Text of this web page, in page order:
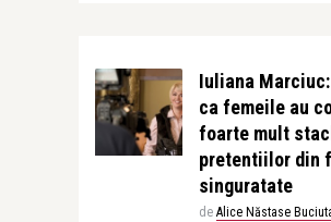
Iuliana Marciuc:
ca femeile au
foarte mult
pretentiilor din
singuratate
de Alice Năstase